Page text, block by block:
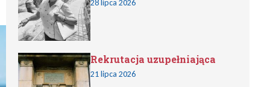
28 lipca 2026
Rekrutacja uzupełniająca
21 lipca 2026